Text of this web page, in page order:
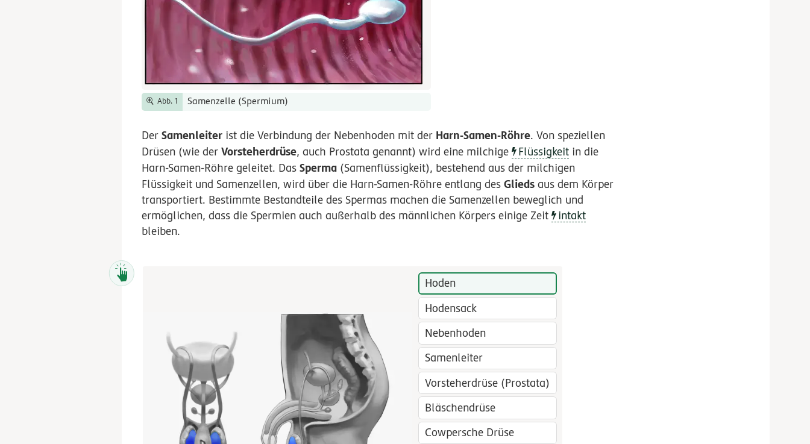
Abb. 1 Samenzelle (Spermium)
DerSamenleiter ist die Verbindung der Nebenhoden mit der Harn-Samen-Röhre. Von speziellen
Drüsen (wie derVorsteherdrüse, auch Prostata genannt) wird eine milchige Flüssigkeit in die
Harn-Samen-Röhre geleitet. DasSperma (Samenflüssigkeit), bestehend aus der milchigen
Flüssigkeit und Samenzellen, wird über die Harn-Samen-Röhre entlang desGlieds aus dem Körper
transportiert. Bestimmte Bestandteile des Spermas machen die Samenzellen beweglich und
ermöglichen, dass die Spermien auch außerhalb des männlichen Körpers einige Zeit intakt
bleiben.
Hoden
Hodensack
Nebenhoden
Samenleiter
Vorsteherdrüse (Prostata)
Bläschendrüse
Cowpersche Drüse